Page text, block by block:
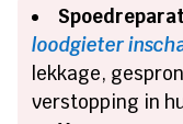
loodgieter
lekkage,
verstopping in